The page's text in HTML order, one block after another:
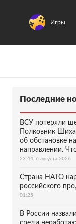
Игры
Последние
ВСУ потеряли
Полковник
об обстановке
направлении.
23:44, 6 августа 2026
Страна НАТО
российского
01:25
В России